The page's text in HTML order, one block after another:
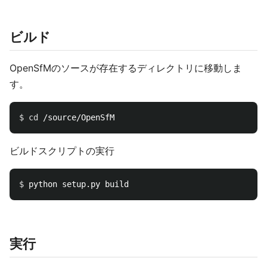
ビルド
OpenSfMのソースが存在するディレクトリに移動しま
す。
$ cd
ビルドスクリプトの実行
$
実行